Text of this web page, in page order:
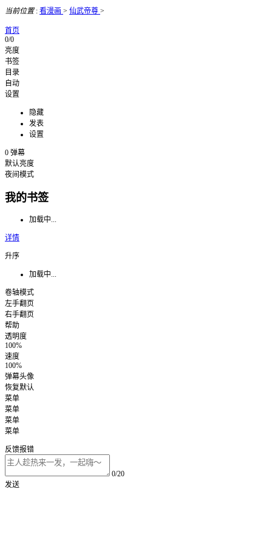
当前位置: 看漫画 > 仙武帝尊 >
首页
0/0
亮度
书签
目录
自动
设置
隐藏
发表
设置
0 弹幕
默认亮度
夜间模式
我的书签
加载中...
详情
升序
加载中...
卷轴模式
左手翻页
右手翻页
帮助
透明度
100%
速度
100%
弹幕头像
恢复默认
菜单
菜单
菜单
菜单
反馈报错
0/20
发送